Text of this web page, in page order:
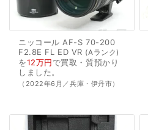
ニッコール AF-S 70-200
F2.8E FL ED VR Aランク
を12万円で買取・質預かり
しました。
（2022年6月／兵庫・伊丹市）